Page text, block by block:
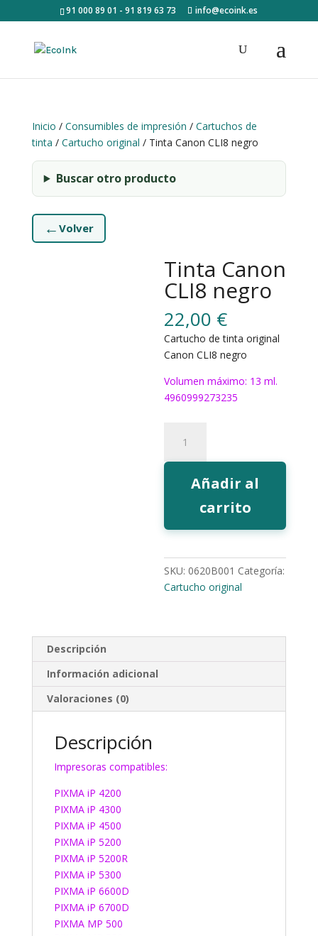
91 000 89 01 - 91 819 63 73 info@ecoink.es
Inicio / Consumibles de impresión / Cartuchos de
tinta / Cartucho original / Tinta Canon CLI8 negro
Buscar otro producto
← Volver
Tinta Canon
CLI8 negro
22,00 €
Cartucho de tinta original
Canon CLI8 negro
Volumen máximo: 13 ml.
4960999273235
Canon
CLI8
Añadir al
carrito
SKU: 0620B001 Categoría:
Cartucho original
Descripción
Información adicional
Valoraciones (0)
Descripción
Impresoras compatibles:
PIXMA iP 4200
PIXMA iP 4300
PIXMA iP 4500
PIXMA iP 5200
PIXMA iP 5200R
PIXMA iP 5300
PIXMA iP 6600D
PIXMA iP 6700D
PIXMA MP 500